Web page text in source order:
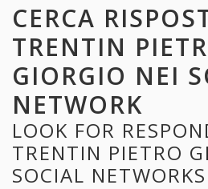
CERCA
TRENTIN
GIORGIO NEI
NETWORK
LOOK FOR
TRENTIN PIETRO
SOCIAL NETWORKS